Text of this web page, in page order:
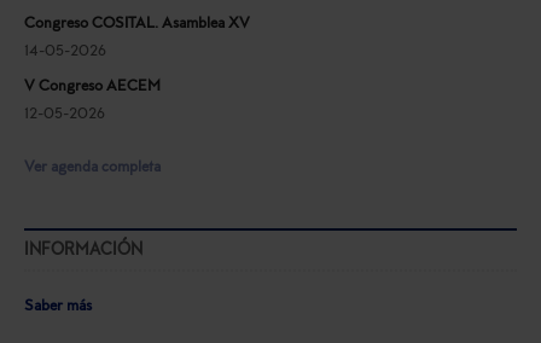
Congreso COSITAL. Asamblea XV
14-05-2026
V Congreso AECEM
12-05-2026
Ver agenda completa
INFORMACIÓN
Saber más